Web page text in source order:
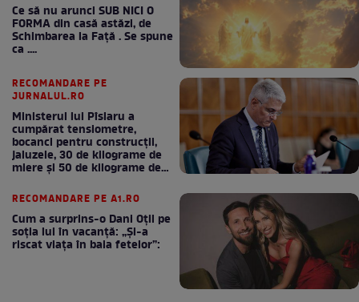
Ce să nu arunci SUB NICI O
FORMA din casă astăzi, de
Schimbarea la Față . Se spune
ca ....
RECOMANDARE PE
JURNALUL.RO
Ministerul lui Pîslaru a
cumpărat tensiometre,
bocanci pentru construcții,
jaluzele, 30 de kilograme de
miere și 50 de kilograme de
RECOMANDARE PE A1.RO
Cum a surprins-o Dani Oțil pe
soția lui în vacanță: „Și-a
riscat viața în baia fetelor”: